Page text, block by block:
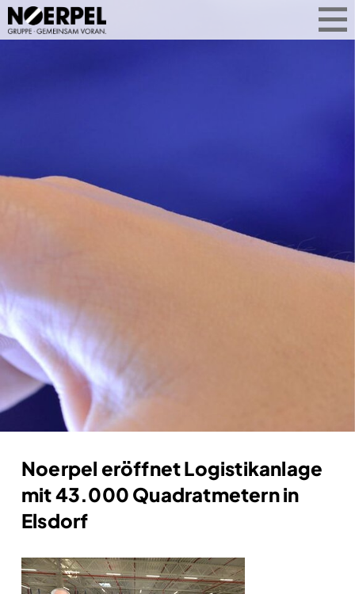
Unternehmensgruppe auf einen Blick.
Ob Geschäftsentwicklung, Services
oder Standorterweiterung: Sie
erfahren, was Noerpel bewegt –
Noerpel eröffnet Logistikanlage
mit 43.000 Quadratmetern in
Elsdorf